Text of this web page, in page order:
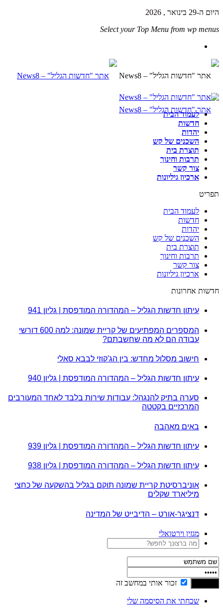
היום ה-29 בינואר , 2026
Select your Top Menu from wp menus
לעמוד הבית
חדשות
יהדות
השכנים של קש
תוצרת בית
תרבות וחינוך
צור קשר
ארכיון גיליונות
תפריט
לעמוד הבית
חדשות
יהדות
השכנים של קש
תוצרת בית
תרבות וחינוך
צור קשר
ארכיון גיליונות
חדשות אחרונות
עיתון חדשות הגליל – המהדורה המודפסת | גליון 941
המספרים המפתיעים של קריית שמונה: למה 600 דורשי
עבודה הם לא מה שחשבתם?
חישוב מסלול מחדש: בין הג'קוזי לבבא סאלי
עיתון חדשות הגליל – המהדורה המודפסת | גליון 940
סערה בתיק להנגהל: עבודות שירות בלבד לאחד המעורבים
המרכזיים בקטטה
באים מאהבה
עיתון חדשות הגליל – המהדורה המודפסת | גליון 939
עיתון חדשות הגליל – המהדורה המודפסת | גליון 938
אוניברסיטת קריית שמונה תוקם בגליל בהשקעה של כחצי
מיליארד שקלים
דנציגר-אורט – הדיבייט של המדינה
מגזין וירטואלי
זכור אותי במחשב זה
שכחתי את הסיסמה שלי